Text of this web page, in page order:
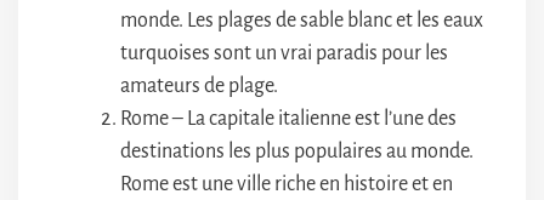
monde. Les plages de sable blanc et les eaux
turquoises sont un vrai paradis pour les
amateurs de plage.
Rome – La capitale italienne est l’une des
destinations les plus populaires au monde.
Rome est une ville riche en histoire et en